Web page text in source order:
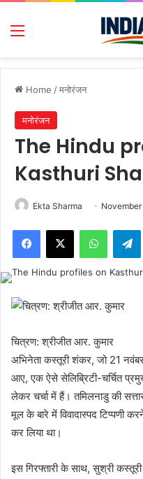
Menu
Home /मनोरंजन
मनोरंजन
The Hindu
Kasthuri
Ekta Sharma
Facebook
X
चित्रण: श्रीजीत आर. कुमार
अभिनेता कस्तूरी शंकर, जो 21
आए, एक ऐसे सेलिब्रिटी-चर्चित प्रमुख
लेकर चर्चा में हैं। तमिलनाडु की
मूल के बारे में विवादास्पद टिप्पणी
कर लिया था।
इस गिरफ्तारी के साथ, सुश्री